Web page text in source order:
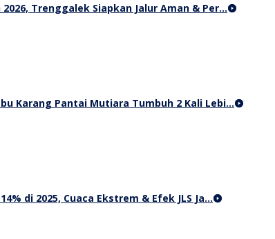
Trenggalek Siapkan Jalur Aman & Per…
Karang Pantai Mutiara Tumbuh 2 Kali Lebi…
di 2025, Cuaca Ekstrem & Efek JLS Ja…